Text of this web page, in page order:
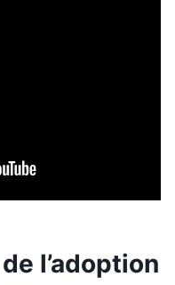
l’adoption